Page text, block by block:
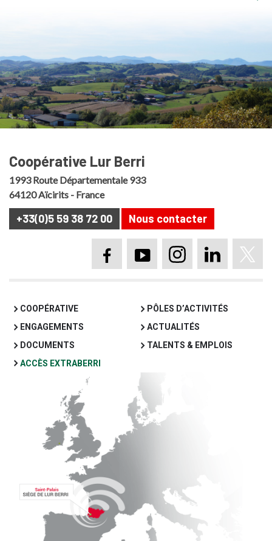
Coopérative Lur Berri
1993 Route Départementale 933
64120 Aïcirits - France
+33(0)5 59 38 72 00 Nous contacter
Page Facebook Lur
ChaineCompte
Page
COOPÉRATIVE
PÔLES D’ACTIVITÉS
ENGAGEMENTS
ACTUALITÉS
DOCUMENTS
TALENTS & EMPLOIS
ACCÈS EXTRABERRI